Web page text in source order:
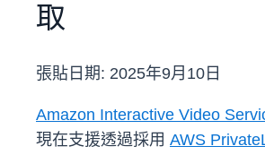
取
張貼日期: 2025年9月10日
Amazon Interactive Video
現在支援透過採用 AWS